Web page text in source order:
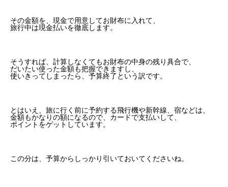
その金額を、現金で用意してお財布に入れて、
旅行中は現金払いを徹底します。
そうすれば、計算しなくてもお財布の中身の残り具合で、
だいたい使った金額も把握できますし、
使いきってしまったら、予算終了という訳です。
とはいえ、旅に行く前に予約する飛行機や新幹線、宿などは、
金額もかなりの額になるので、カードで支払いして、
ポイントをゲットしています。
この分は、予算からしっかり引いておいてくださいね。